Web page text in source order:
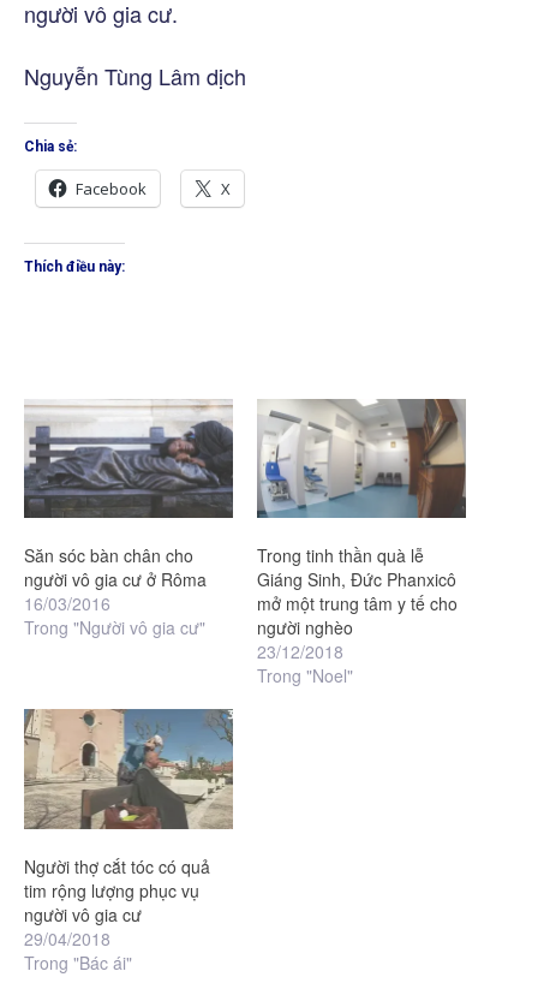
người vô gia cư.
Nguyễn Tùng Lâm dịch
Chia sẻ:
Facebook X
Thích điều này:
Săn sóc bàn chân cho
người vô gia cư ở Rôma
16/03/2016
Trong "Người vô gia cư"
Trong tinh thần quà lễ
Giáng Sinh, Đức Phanxicô
mở một trung tâm y tế cho
người nghèo
23/12/2018
Trong "Noel"
Người thợ cắt tóc có quả
tim rộng lượng phục vụ
người vô gia cư
29/04/2018
Trong "Bác ái"